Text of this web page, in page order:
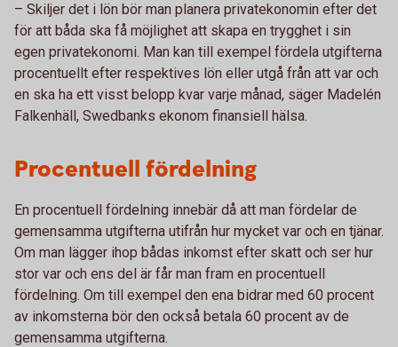
– Skiljer det i lön bör man planera privatekonomin efter det
för att båda ska få möjlighet att skapa en trygghet i sin
egen privatekonomi. Man kan till exempel fördela utgifterna
procentuellt efter respektives lön eller utgå från att var och
en ska ha ett visst belopp kvar varje månad, säger Madelén
Falkenhäll, Swedbanks ekonom finansiell hälsa.
Procentuell fördelning
En procentuell fördelning innebär då att man fördelar de
gemensamma utgifterna utifrån hur mycket var och en tjänar.
Om man lägger ihop bådas inkomst efter skatt och ser hur
stor var och ens del är får man fram en procentuell
fördelning. Om till exempel den ena bidrar med 60 procent
av inkomsterna bör den också betala 60 procent av de
gemensamma utgifterna.